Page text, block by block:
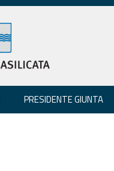
PRESIDENTE GIUNTA